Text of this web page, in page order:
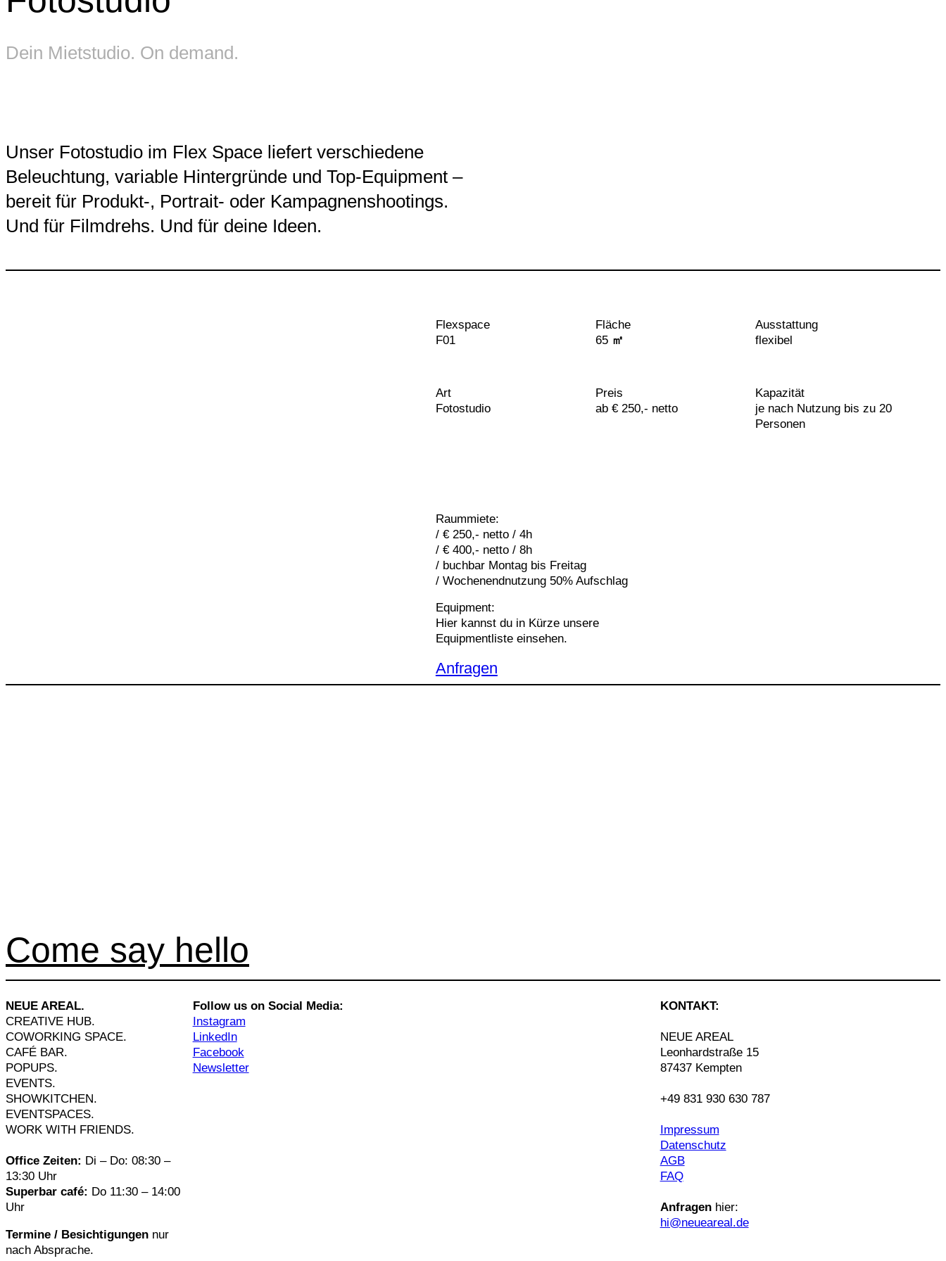
Dein Mietstudio. On demand.
Unser Fotostudio im Flex Space liefert verschiedene
Beleuchtung, variable Hintergründe und Top-Equipment –
bereit für Produkt-, Portrait- oder Kampagnenshootings.
Und für Filmdrehs. Und für deine Ideen.
Flexspace
F01
Art
Fotostudio
Fläche
65 ㎡
Preis
ab € 250,- netto
Ausstattung
flexibel
Kapazität
je nach Nutzung bis zu 20
Personen
Raummiete:
/ € 250,- netto / 4h
/ € 400,- netto / 8h
/ buchbar Montag bis Freitag
/ Wochenendnutzung 50% Aufschlag
Equipment:
Hier kannst du in Kürze unsere
Equipmentliste einsehen.
Anfragen
Come say hello
NEUE AREAL.
CREATIVE HUB.
COWORKING SPACE.
CAFÉ BAR.
POPUPS.
EVENTS.
SHOWKITCHEN.
EVENTSPACES.
WORK WITH FRIENDS.
Office Zeiten: Di – Do: 08:30 –
13:30 Uhr
Superbar café: Do 11:30 – 14:00
Uhr
Termine / Besichtigungen nur
nach Absprache.
Follow us on Social Media:
Instagram
LinkedIn
Facebook
Newsletter
KONTAKT:
NEUE AREAL
Leonhardstraße 15
87437 Kempten
+49 831 930 630 787
Impressum
Datenschutz
AGB
FAQ
Anfragenhier:
hi@neueareal.de